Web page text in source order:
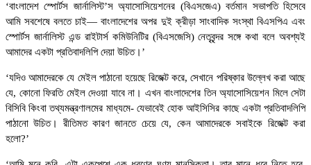
‘বাংলাদেশ স্পোর্টস জার্নালিস্ট’স অ্যাসোসিয়েশনের (বিএসজেএ) বর্তমান সভাপতি হিসেবে
আমি সবশেষে বলতে চাই— বাংলাদেশের অপর দুই ক্রীড়া সাংবাদিক সংস্থা বিএসপিএ এবং
স্পোর্টস জার্নালিস্ট এন্ড রাইটার্স কমিউনিটির (বিএসজেসি) নেতৃবৃন্দর সঙ্গে কথা বলে অবশ্যই
আমাদের একটা প্রতিবাদলিপি দেয়া উচিত।’
‘যদিও আমাদেরকে যে মেইল পাঠানো হয়েছে রিজেক্ট করে, সেখানে পরিষ্কার উল্লেখ করা আছে
যে, কোনো ফিরতি মেইল দেওয়া যাবে না। এখন বাংলাদেশের তিন অ্যাসোসিয়েশন মিলে সেটা
বিসিবি কিংবা তথ্যমন্ত্রণালমের মাধ্যমে- যেভাবেই হোক আইসিসির কাছে একটা প্রতিবাদলিপি
পাঠানো উচিত। রীতিমত কারণ জানতে চেয়ে যে, কেন আমাদেরকে সবাইকে রিজেক্ট করা
হলো?’